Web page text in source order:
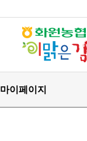
마이페이지